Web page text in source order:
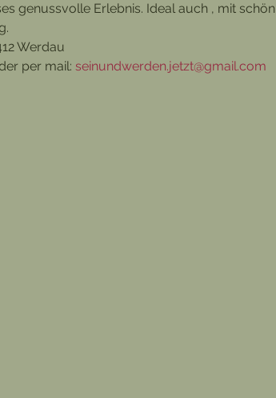
genussvolle Erlebnis. Ideal auch , mit schön
Werdau
per mail: seinundwerden.jetzt@gmail.com